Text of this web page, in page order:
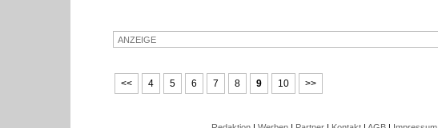
ANZEIGE
<< 4 5 6 7 8 9 10 >>